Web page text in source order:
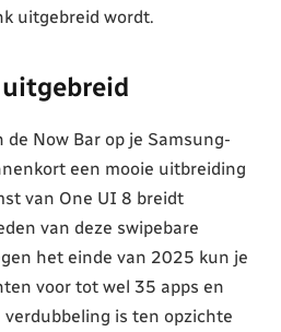
uitgebreid wordt.
Now Bar op je Samsung-
een mooie uitbreiding
van One UI 8 breidt
van deze swipebare
het einde van 2025 kun je
voor tot wel 35 apps en
is ten opzichte